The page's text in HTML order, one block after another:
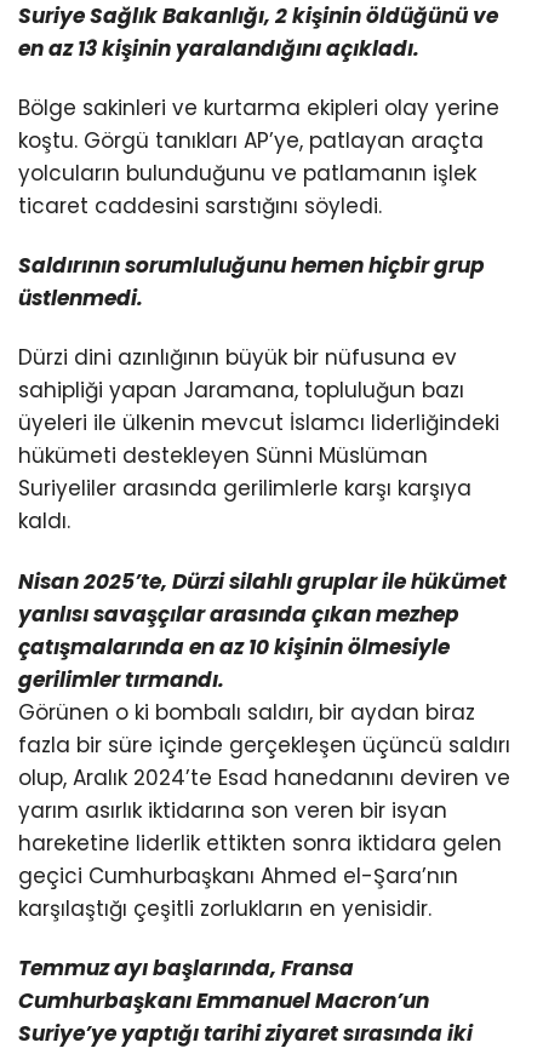
Suriye Sağlık Bakanlığı, 2 kişinin öldüğünü ve
en az 13 kişinin yaralandığını açıkladı.
Bölge sakinleri ve kurtarma ekipleri olay yerine
koştu. Görgü tanıkları AP’ye, patlayan araçta
yolcuların bulunduğunu ve patlamanın işlek
ticaret caddesini sarstığını söyledi.
Saldırının sorumluluğunu hemen hiçbir grup
üstlenmedi.
Dürzi dini azınlığının büyük bir nüfusuna ev
sahipliği yapan Jaramana, topluluğun bazı
üyeleri ile ülkenin mevcut İslamcı liderliğindeki
hükümeti destekleyen Sünni Müslüman
Suriyeliler arasında gerilimlerle karşı karşıya
kaldı.
Nisan 2025’te, Dürzi silahlı gruplar ile hükümet
yanlısı savaşçılar arasında çıkan mezhep
çatışmalarındaen az 10 kişinin ölmesiyle
gerilimler tırmandı.
Görünen o ki bombalı saldırı, bir aydan biraz
fazla bir süre içinde gerçekleşen üçüncü saldırı
olup, Aralık 2024’te Esad hanedanını deviren ve
yarım asırlık iktidarına son veren bir isyan
hareketine liderlik ettikten sonra iktidara gelen
geçici Cumhurbaşkanı Ahmed el-Şara’nın
karşılaştığı çeşitli zorlukların en yenisidir.
Temmuz ayı başlarında, Fransa
Cumhurbaşkanı Emmanuel Macron’un
Suriye’ye yaptığı tarihi ziyaretsırasında iki